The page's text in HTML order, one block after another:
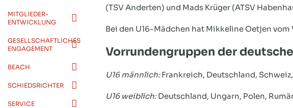
(TSV Anderten) und Mads Krüger (ATSV
Bei den U16-Mädchen hat Mikkeline Oetjen
Vorrundengruppen der
U16 männlich:Frankreich, Deutschland,
U16 weiblich:Deutschland, Ungarn, Polen,
MITGLIEDER-
ENTWICKLUNG
GESELLSCHAFTLICHES
ENGAGEMENT
BEACH
SCHIEDSRICHTER
SERVICE